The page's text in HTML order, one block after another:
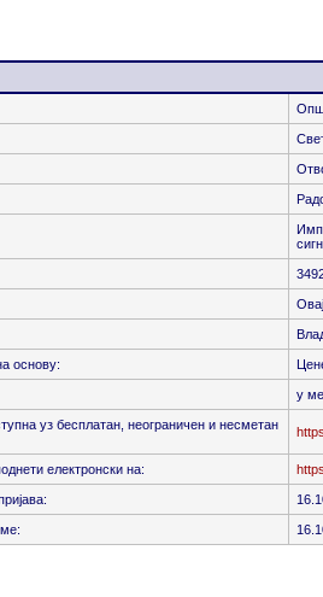
основу:
у
уз бесплатан, неограничен и несметан
електронски на: